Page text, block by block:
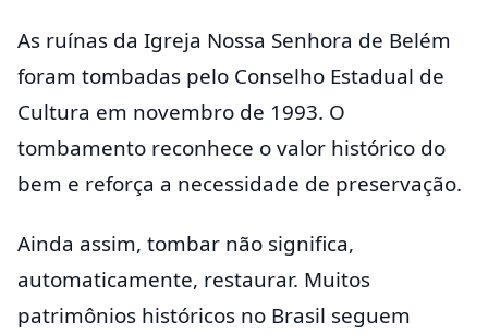
As ruínas da Igreja Nossa Senhora de Belém
foram tombadas pelo Conselho Estadual de
Cultura em novembro de 1993. O
tombamento reconhece o valor histórico do
bem e reforça a necessidade de preservação.
Ainda assim, tombar não significa,
automaticamente, restaurar. Muitos
patrimônios históricos no Brasil seguem